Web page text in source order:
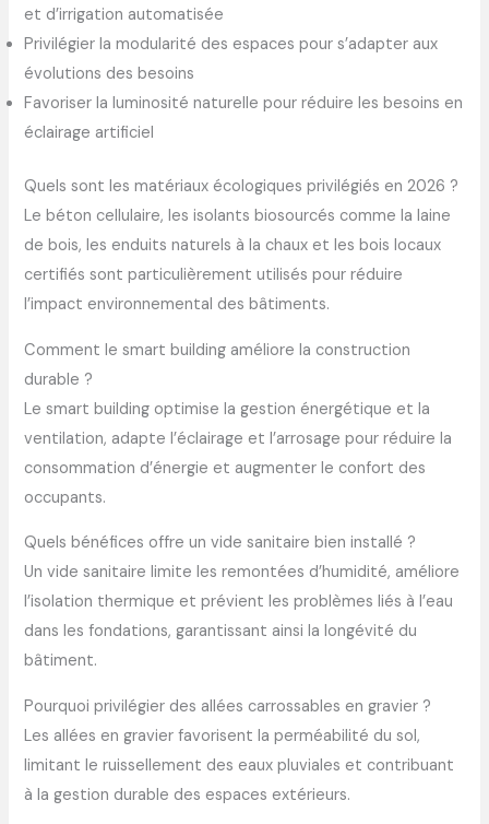
et d’irrigation automatisée
Privilégier la modularité des espaces pour s’adapter aux
évolutions des besoins
Favoriser la luminosité naturelle pour réduire les besoins en
éclairage artificiel
Quels sont les matériaux écologiques privilégiés en 2026 ?
Le béton cellulaire, les isolants biosourcés comme la laine
de bois, les enduits naturels à la chaux et les bois locaux
certifiés sont particulièrement utilisés pour réduire
l’impact environnemental des bâtiments.
Comment le smart building améliore la construction
durable ?
Le smart building optimise la gestion énergétique et la
ventilation, adapte l’éclairage et l’arrosage pour réduire la
consommation d’énergie et augmenter le confort des
occupants.
Quels bénéfices offre un vide sanitaire bien installé ?
Un vide sanitaire limite les remontées d’humidité, améliore
l’isolation thermique et prévient les problèmes liés à l’eau
dans les fondations, garantissant ainsi la longévité du
bâtiment.
Pourquoi privilégier des allées carrossables en gravier ?
Les allées en gravier favorisent la perméabilité du sol,
limitant le ruissellement des eaux pluviales et contribuant
à la gestion durable des espaces extérieurs.